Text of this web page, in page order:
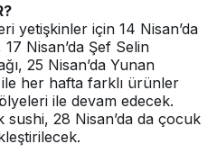
yetişkinler için 14 Nisan’da
Nisan’da Şef Selin
25 Nisan’da Yunan
her hafta farklı ürünler
ile devam edecek.
sushi, 28 Nisan’da da çocuk